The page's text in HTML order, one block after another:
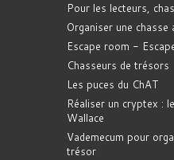
Pour les lecteurs,
Organiser une chasse
Escape room -
Chasseurs de trésors
Les puces du ChAT
Réaliser un cryptex :
Wallace
Vademecum pour
trésor